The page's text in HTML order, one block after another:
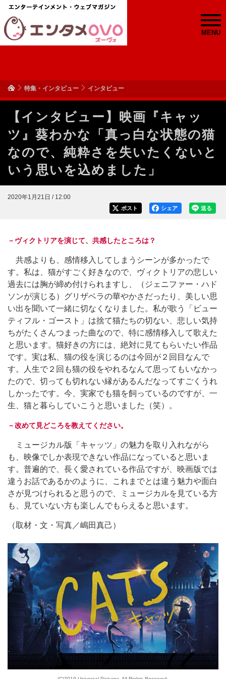
MENU
特集・インタビュー インタビュー
【インタビュー】映画『キャッ
ツ』葵わかな「真っ白な状態の猫
なので、純粋さを失いたくないと
いう思いを込めました」
2020年1月21日 / 12:00
送る
シェア
ポスト
－ヴィクトリアを演じて、共感したところは？
共感よりも、感情移入してしまうシーンが多かったで
す。私は、猫がすごく好きなので、ヴィクトリアの悲しい
過去には胸が締め付けられますし、（ジェニファー・ハド
ソンが演じる）グリザベラの華やかさだったり、美しい思
い出を聞いて一緒に切なくなりました。私が歌う「ビュー
ティフル・ゴースト」は捨て猫たちの切ない、悲しい気持
ちがたくさんつまった曲なので、特に感情移入して歌えた
と思います。猫好きの方には、絶対に見てもらいたい作品
です。実は私、猫の役を演じるのは今回が２回目なんで
す。人生で２回も猫の役をやれるなんて思ってもいなかっ
たので、切っても切れない縁があるんだなってすごくうれ
しかったです。今、実家でも猫を飼っているのですが、一
生、猫と暮らしていこうと思いました（笑）。
－改めて見どころを教えてください。
ミュージカル版「キャッツ」の魅力を取り入れながら
も、映像でしか表現できない作品になっていると思いま
す。普遍的で、長く愛されている作品ですが、映画版では
違うお話であるかのように、これまでとは違う魅力や面白
さが見つけられると思うので、ミュージカルを見ている方
も、見ていない方も楽しんでもらえると思います。
（取材・文・写真／嶋田真己）